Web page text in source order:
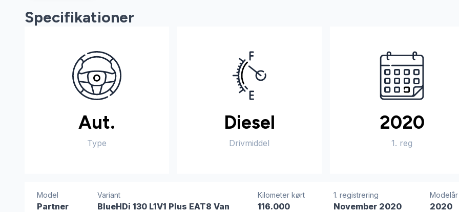
Specifikationer
Aut.
Type
Diesel
Drivmiddel
2020
1. reg
Model
Partner
Variant
BlueHDi 130 L1V1 Plus EAT8 Van
Kilometer kørt
116.000
1. registrering
November 2020
Modelår
2020